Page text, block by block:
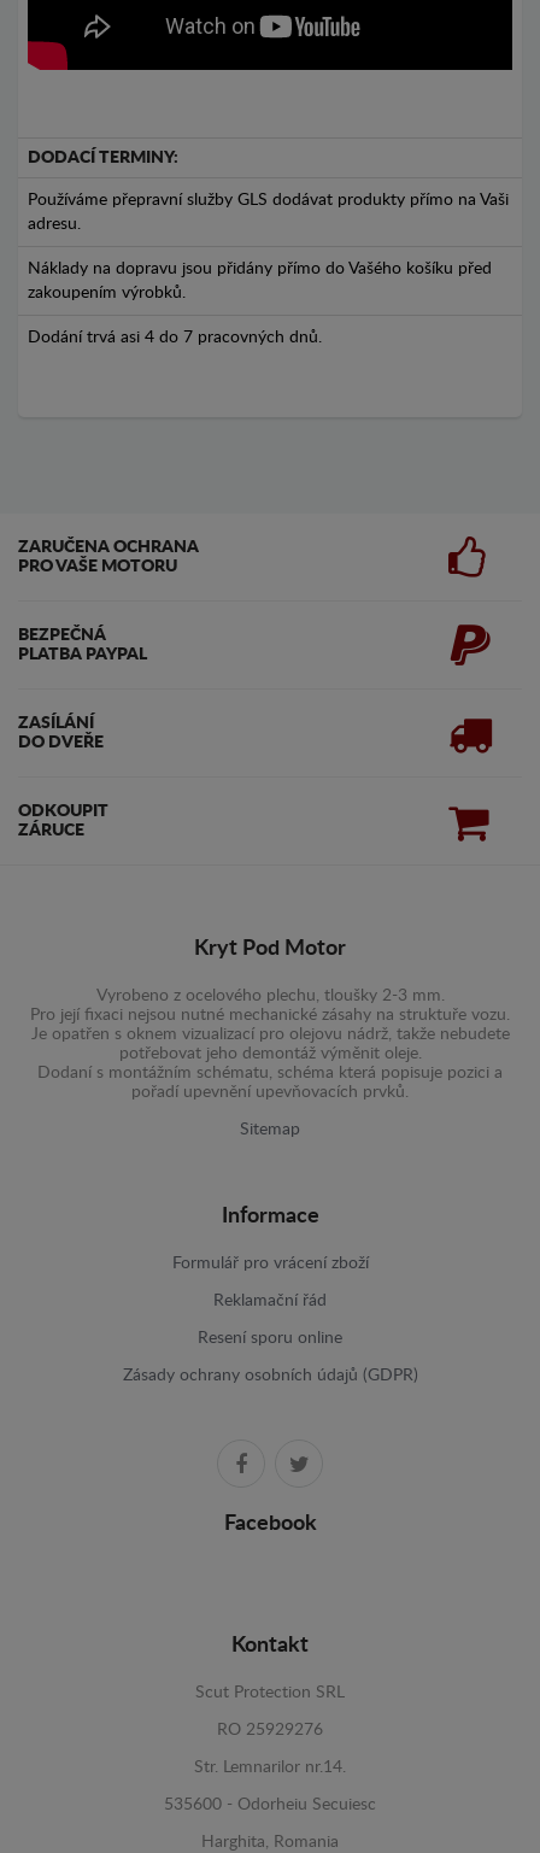
DODACÍ TERMINY:
Používáme přepravní služby GLS dodávat produkty přímo na Vaši
adresu.
Náklady na dopravu jsou přidány přímo do Vašého košíku před
zakoupením výrobků.
Dodání trvá asi 4 do 7 pracovných dnů.
ZARUČENA OCHRANA
PRO VAŠE MOTORU
BEZPEČNÁ
PLATBA PAYPAL
ZASÍLÁNÍ
DO DVEŘE
ODKOUPIT
ZÁRUCE
Kryt Pod Motor
Vyrobeno z ocelového plechu, tloušky 2-3 mm.
Pro její fixaci nejsou nutné mechanické zásahy na struktuře vozu.
Je opatřen s oknem vizualizací pro olejovu nádrž, takže nebudete
potřebovat jeho demontáž výměnit oleje.
Dodaní s montážním schématu, schéma která popisuje pozici a
pořadí upevnění upevňovacích prvků.
Sitemap
Informace
Formulář pro vrácení zboží
Reklamační řád
Resení sporu online
Zásady ochrany osobních údajů (GDPR)
Facebook
Kontakt
Scut Protection SRL
RO 25929276
Str. Lemnarilor nr.14.
535600 - Odorheiu Secuiesc
Harghita, Romania